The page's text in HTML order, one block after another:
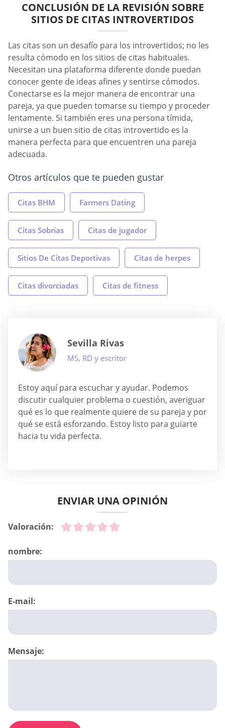
CONCLUSIÓN DE LA REVISIÓN SOBRE
SITIOS DE CITAS INTROVERTIDOS
Las citas son un desafío para los introvertidos; no les
resulta cómodo en los sitios de citas habituales.
Necesitan una plataforma diferente donde puedan
conocer gente de ideas afines y sentirse cómodos.
Conectarse es la mejor manera de encontrar una
pareja, ya que pueden tomarse su tiempo y proceder
lentamente. Si también eres una persona tímida,
unirse a un buen sitio de citas introvertido es la
manera perfecta para que encuentren una pareja
adecuada.
Otros artículos que te pueden gustar
Citas BHM Farmers Dating
Citas Sobrias Citas de jugador
Sitios De Citas Deportivas Citas de herpes
Citas divorciadas Citas de fitness
Sevilla Rivas
MS, RD y escritor
Estoy aquí para escuchar y ayudar. Podemos
discutir cualquier problema o cuestión, averiguar
qué es lo que realmente quiere de su pareja y por
qué se está esforzando. Estoy listo para guiarte
hacia tu vida perfecta.
ENVIAR UNA OPINIÓN
Valoración:
nombre:
E-mail:
Mensaje: